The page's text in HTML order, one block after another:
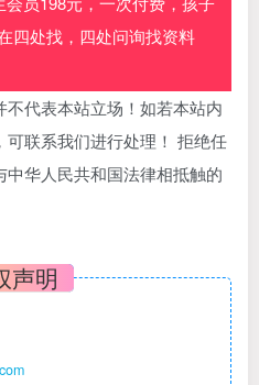
四处找，四处问询找资料
代表本站立场！如若本站内
联系我们进行处理！ 拒绝任
华人民共和国法律相抵触的
声明